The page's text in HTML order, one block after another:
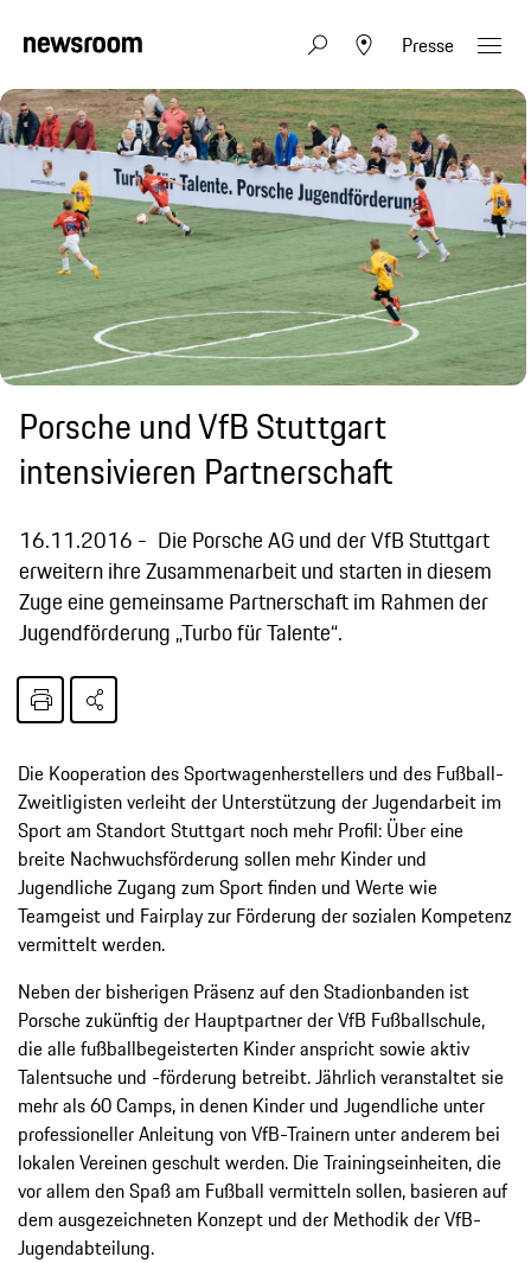
Presse
Porsche und VfB Stuttgart
intensivieren Partnerschaft
16.11.2016
Die Porsche AG und der VfB Stuttgart
erweitern ihre Zusammenarbeit und starten in diesem
Zuge eine gemeinsame Partnerschaft im Rahmen der
Jugendförderung „Turbo für Talente“.
Die Kooperation des Sportwagenherstellers und des Fußball-
Zweitligisten verleiht der Unterstützung der Jugendarbeit im
Sport am Standort Stuttgart noch mehr Profil: Über eine
breite Nachwuchsförderung sollen mehr Kinder und
Jugendliche Zugang zum Sport finden und Werte wie
Teamgeist und Fairplay zur Förderung der sozialen Kompetenz
vermittelt werden.
Neben der bisherigen Präsenz auf den Stadionbanden ist
Porsche zukünftig der Hauptpartner der VfB Fußballschule,
die alle fußballbegeisterten Kinder anspricht sowie aktiv
Talentsuche und -förderung betreibt. Jährlich veranstaltet sie
mehr als 60 Camps, in denen Kinder und Jugendliche unter
professioneller Anleitung von VfB-Trainern unter anderem bei
lokalen Vereinen geschult werden. Die Trainingseinheiten, die
vor allem den Spaß am Fußball vermitteln sollen, basieren auf
dem ausgezeichneten Konzept und der Methodik der VfB-
Jugendabteilung.